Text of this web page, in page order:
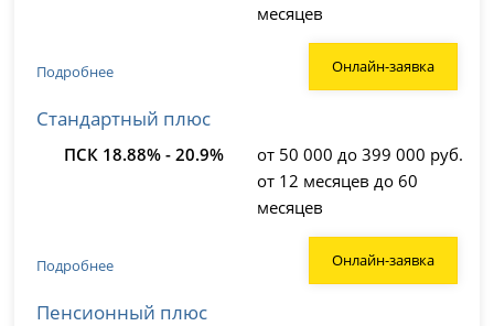
месяцев
Подробнее Онлайн-заявка
Стандартный плюс
ПСК 18.88% - 20.9%
от 50 000 до 399 000 руб.
от 12 месяцев до 60
месяцев
Подробнее Онлайн-заявка
Пенсионный плюс